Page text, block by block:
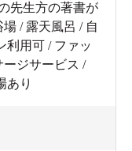
先生方の著書が
/ 露天風呂 / 自
利用可 / ファッ
ージサービス /
あり